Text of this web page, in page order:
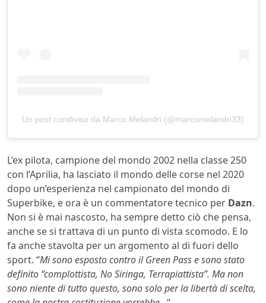
Un post condiviso da Marco Melandri (@marcomelandri33)
L’ex pilota, campione del mondo 2002 nella classe 250
con l’Aprilia, ha lasciato il mondo delle corse nel 2020
dopo un’esperienza nel campionato del mondo di
Superbike, e ora è un commentatore tecnico per Dazn.
Non si è mai nascosto, ha sempre detto ciò che pensa,
anche se si trattava di un punto di vista scomodo. E lo
fa anche stavolta per un argomento al di fuori dello
sport. “Mi sono esposto contro il Green Pass e sono stato
definito “complottista, No Siringa, Terrapiattista”. Ma non
sono niente di tutto questo, sono solo per la libertà di scelta,